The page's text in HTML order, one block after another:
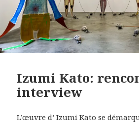
Izumi Kato:
interview
L’œuvre d’ Izumi Kato se